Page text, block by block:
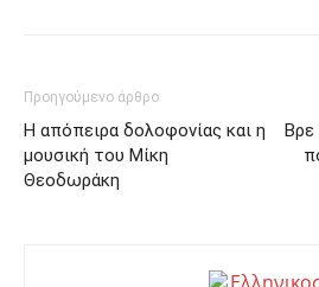
Προηγούμενο άρθρο
Η απόπειρα δολοφονίας και η
μουσική του Μίκη
Θεοδωράκη